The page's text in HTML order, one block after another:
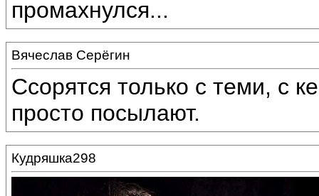
промахнулся...
Вячеслав Серёгин
Ссорятся только с теми, с
просто посылают.
Кудряшка298